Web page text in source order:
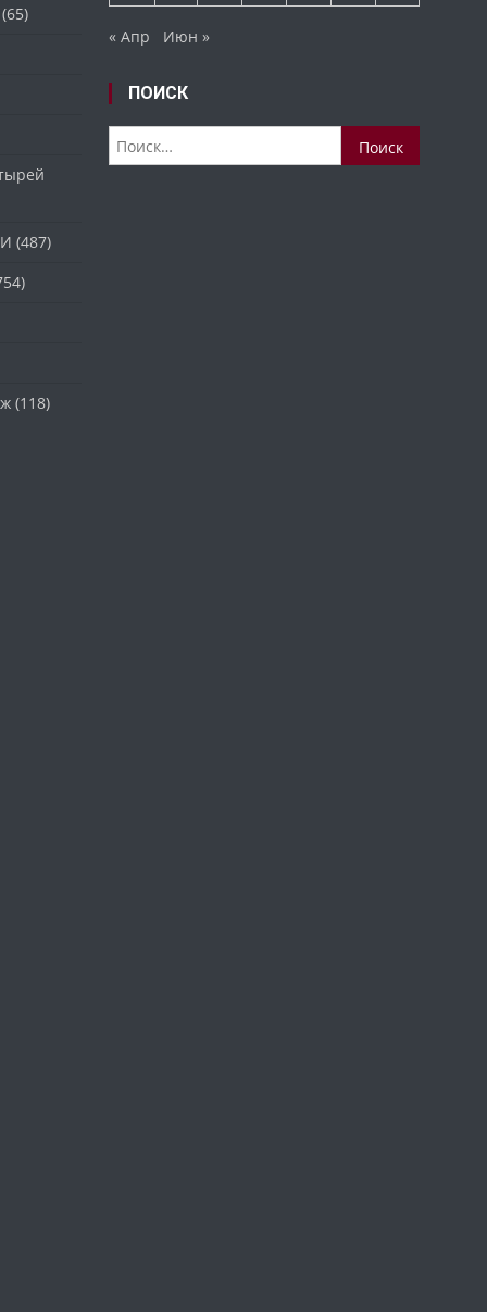
(487)
(118)
« Апр Июн »
ПОИСК
Найти: